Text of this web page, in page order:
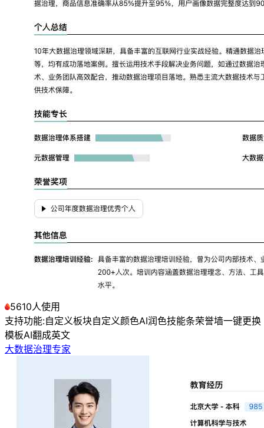
5610人使用
支持功能:自定义板块自定义颜色AI润色技能条荣誉墙一键更换
模板AI翻成英文
大数据治理专家